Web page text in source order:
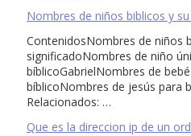
Nombres de niños biblicos y
ContenidosNombres de niños
significadoNombres de niño
bíblicoGabrielNombres de
bíblicoNombres de jesús para
Relacionados: …
Que es la direccion ip de un